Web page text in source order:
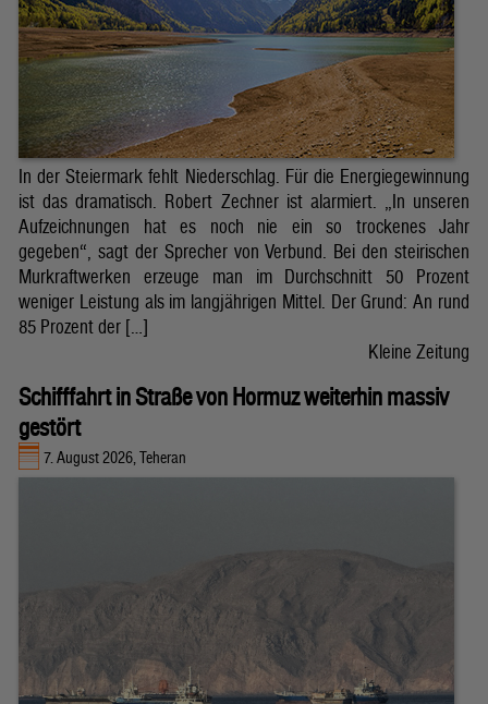
In der Steiermark fehlt Niederschlag. Für die Energiegewinnung
ist das dramatisch. Robert Zechner ist alarmiert. „In unseren
Aufzeichnungen hat es noch nie ein so trockenes Jahr
gegeben“, sagt der Sprecher von Verbund. Bei den steirischen
Murkraftwerken erzeuge man im Durchschnitt 50 Prozent
weniger Leistung als im langjährigen Mittel. Der Grund: An rund
85 Prozent der […]
Kleine Zeitung
Schifffahrt in Straße von Hormuz weiterhin massiv
gestört
7. August 2026, Teheran